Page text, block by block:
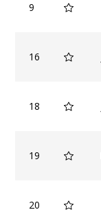
9
16
18
19
20